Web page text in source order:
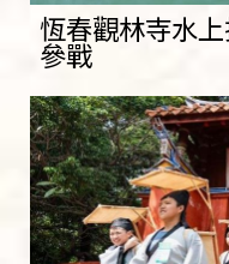
恆春觀林寺水
參戰